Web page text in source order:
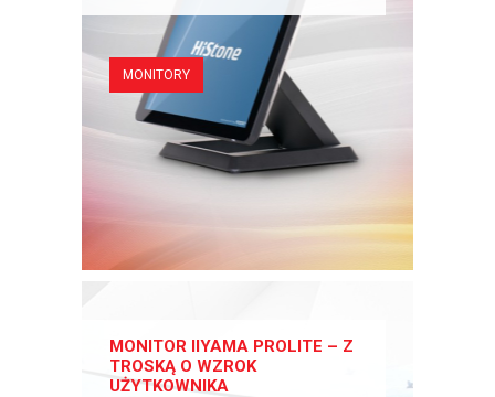
MONITORY
MONITOR IIYAMA PROLITE – Z
TROSKĄ O WZROK
UŻYTKOWNIKA